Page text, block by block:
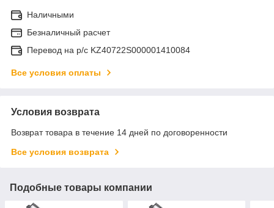
Наличными
Безналичный расчет
Перевод на р/с KZ40722S000001410084
Все условия оплаты
Условия возврата
Возврат товара в течение 14 дней по договоренности
Все условия возврата
Подобные товары компании